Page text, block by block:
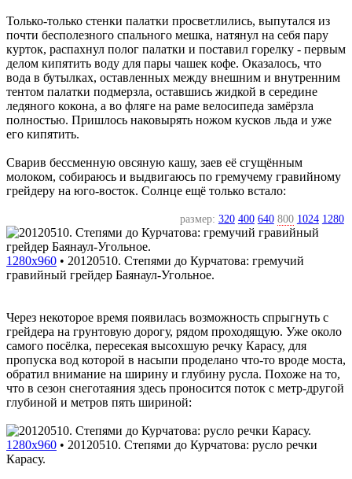
Только-только стенки палатки просветлились, выпутался из
почти бесполезного спального мешка, натянул на себя пару
курток, распахнул полог палатки и поставил горелку - первым
делом кипятить воду для пары чашек кофе. Оказалось, что
вода в бутылках, оставленных между внешним и внутренним
тентом палатки подмерзла, оставшись жидкой в середине
ледяного кокона, а во фляге на раме велосипеда замёрзла
полностью. Пришлось наковырять ножом кусков льда и уже
его кипятить.
Сварив бессменную овсяную кашу, заев её сгущённым
молоком, собираюсь и выдвигаюсь по гремучему гравийному
грейдеру на юго-восток. Солнце ещё только встало:
размер: 320 400 640 800 1024 1280
1280x960 • 20120510. Степями до Курчатова: гремучий
гравийный грейдер Баянаул-Угольное.
Через некоторое время появилась возможность спрыгнуть с
грейдера на грунтовую дорогу, рядом проходящую. Уже около
самого посёлка, пересекая высохшую речку Карасу, для
пропуска вод которой в насыпи проделано что-то вроде моста,
обратил внимание на ширину и глубину русла. Похоже на то,
что в сезон снеготаяния здесь проносится поток с метр-другой
глубиной и метров пять шириной:
1280x960 • 20120510. Степями до Курчатова: русло речки
Карасу.